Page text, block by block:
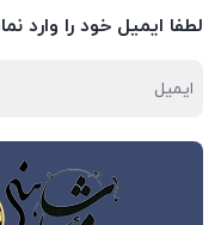
لطفا ایمیل خود را وارد